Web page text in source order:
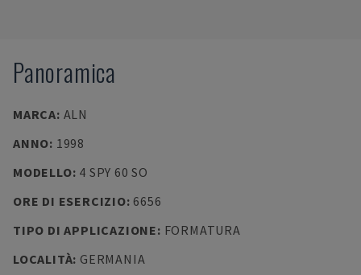
Panoramica
MARCA: ALN
ANNO: 1998
MODELLO: 4 SPY 60 SO
ORE DI ESERCIZIO: 6656
TIPO DI APPLICAZIONE: FORMATURA
LOCALITÀ: GERMANIA